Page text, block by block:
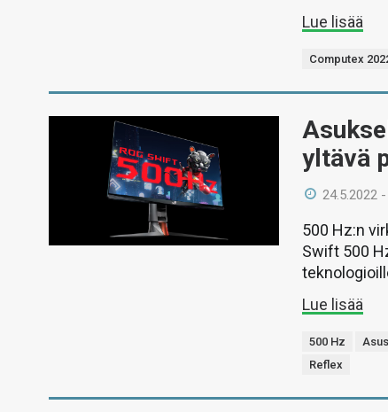
Lue lisää
Computex
yltävä
24.5.2022
500 Hz:n
Swift 500
Lue lisää
500 Hz Asus
Reflex